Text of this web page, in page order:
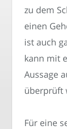
zu dem
einen
ist auch
kann mit
Aussage
überprüft
Für eine